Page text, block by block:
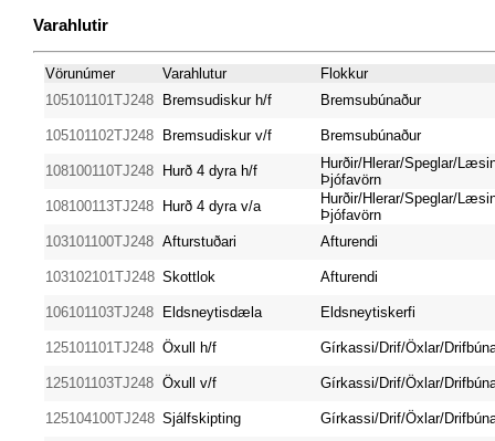
Varahlutir
Vörunúmer Varahlutur
Flokkur
105101101TJ248
Bremsudiskur h/f Bremsubúnaður
105101102TJ248 Bremsudiskur v/f Bremsubúnaður
108100110TJ248 Hurð 4 dyra h/f
Hurðir/Hlerar/Speglar/
Þjófavörn
108100113TJ248
Hurð 4 dyra v/a
Hurðir/Hlerar/Speglar/
Þjófavörn
103101100TJ248 Afturstuðari Afturendi
103102101TJ248 Skottlok Afturendi
106101103TJ248 Eldsneytisdæla Eldsneytiskerfi
125101101TJ248 Öxull h/f Gírkassi/Drif/Öxlar/
125101103TJ248 Öxull v/f Gírkassi/Drif/Öxlar/
125104100TJ248 Sjálfskipting Gírkassi/Drif/Öxlar/